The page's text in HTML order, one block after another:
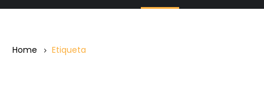
Home Etiqueta